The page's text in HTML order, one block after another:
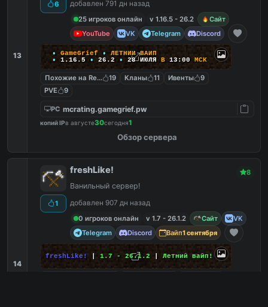
13
6
добавлен 791 дн назад
25 игроков онлайн
v 1.16.5 - 26.2
Сайт
YouTube
VK Telegram Discord
• GameGrief • ЛЕТНИЙ ВАЙП
•
1. 16 . 5 • 26.2 • 28 ИЮЛЯ В 13:00 МСК
Похожие на ReallyWorld
19 Кланы 11 Ивенты
9
PVE
9
PC mcrating.gamegrief.pw
копий IPв августе30сегодня1
Обзор сервера
14
1
freshLike! 8
Ванильный сервер!
добавлен 907 дн назад
0 игроков онлайн
v 1.7 - 26.1.2 Сайт
VK
Telegram
Discord Вайп1 сентября
freshLike! 1.7 - 26.1.2 | Летний вайп!